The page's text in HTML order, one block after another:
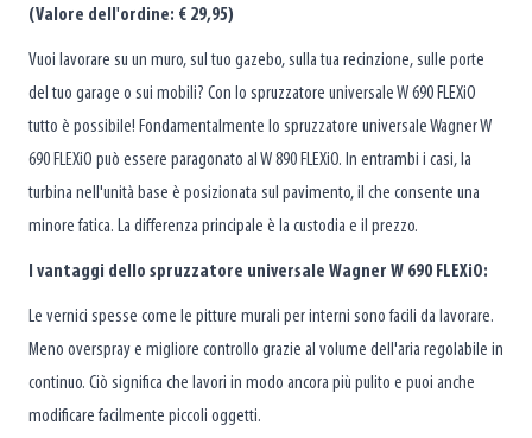
(Valore dell'ordine: € 29,95)
Vuoi lavorare su un muro, sul tuo gazebo, sulla tua recinzione, sulle porte
del tuo garage o sui mobili? Con lo spruzzatore universale W 690 FLEXiO
tutto è possibile! Fondamentalmente lo spruzzatore universale Wagner W
690 FLEXiO può essere paragonato al W 890 FLEXiO. In entrambi i casi, la
turbina nell'unità base è posizionata sul pavimento, il che consente una
minore fatica. La differenza principale è la custodia e il prezzo.
I vantaggi dello spruzzatore universale Wagner W 690 FLEXiO:
Le vernici spesse come le pitture murali per interni sono facili da lavorare.
Meno overspray e migliore controllo grazie al volume dell'aria regolabile in
continuo. Ciò significa che lavori in modo ancora più pulito e puoi anche
modificare facilmente piccoli oggetti.